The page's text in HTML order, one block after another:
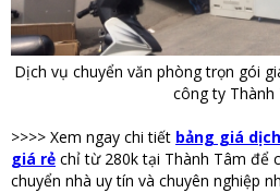
Dịch vụ chuyển văn phòng trọn gói
công ty Thành
>>>> Xem ngay chi tiết bảng giá
giá rẻ chỉ từ 280k tại Thành Tâm để
chuyển nhà uy tín và chuyên nghiệp